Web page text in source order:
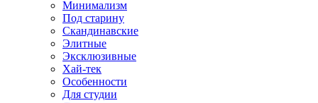
Минимализм
Под старину
Скандинавские
Элитные
Эксклюзивные
Хай-тек
Особенности
Для студии